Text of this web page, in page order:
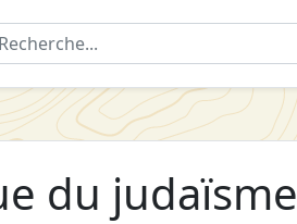
du judaïsme